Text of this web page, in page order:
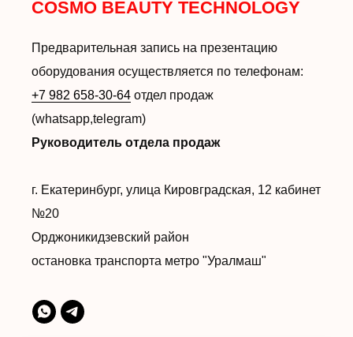
COSMO BEAUTY TECHNOLOGY
Предварительная запись на презентацию
оборудования осуществляется по телефонам:
+7 982 658-30-64 отдел продаж
(whatsapp,telegram)
Руководитель отдела продаж
г. Екатеринбург, улица Кировградская, 12 кабинет
№20
Орджоникидзевский район
остановка транспорта метро "Уралмаш"